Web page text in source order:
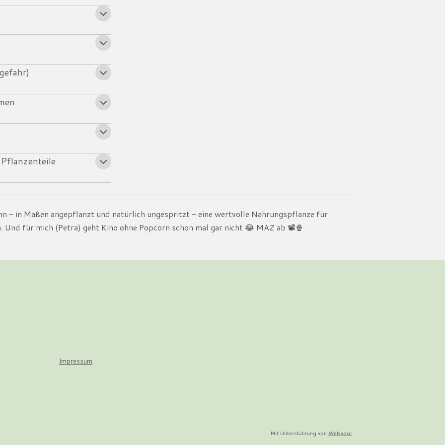
- in Maßen angepflanzt und natürlich ungespritzt - eine wertvolle Nahrungspflanze für
Und für mich (Petra) geht Kino ohne Popcorn schon mal gar nicht 😂 MAZ ab 📽️🍿
Impressum
Mit Unterstützung von Webador